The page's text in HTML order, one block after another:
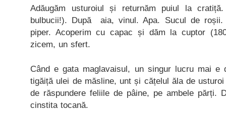
Adăugăm usturoiul și returnăm puiul la cratiță.
bulbucii!). După aia, vinul. Apa. Sucul de
piper. Acoperim cu capac și dăm la cuptor
zicem, un sfert.
Când e gata maglavaisul, un singur lucru mai
tigăiță ulei de măsline, unt și cățelul ăla de
de răspundere feliile de pâine, pe ambele părți.
cinstita tocană.